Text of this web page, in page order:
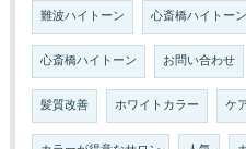
難波ハイトーン 心斎橋ハイトー
心斎橋ハイトーン お問い合わせ
髪質改善 ホワイトカラー ケ